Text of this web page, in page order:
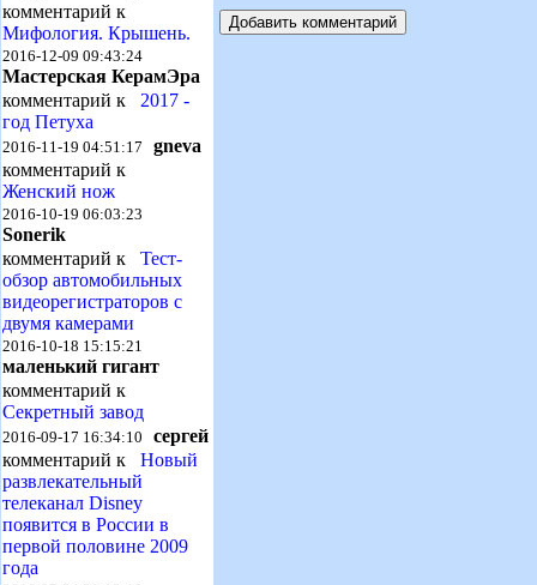
комментарий к
Мифология. Крышень.
2016-12-09 09:43:24
Мастерская КерамЭра
комментарий к 2017 -
год Петуха
2016-11-19 04:51:17 gneva
комментарий к
Женский нож
2016-10-19 06:03:23
Sonerik
комментарий к Тест-
обзор автомобильных
видеорегистраторов с
двумя камерами
2016-10-18 15:15:21
маленький гигант
комментарий к
Секретный завод
2016-09-17 16:34:10 сергей
комментарий к Новый
развлекательный
телеканал Disney
появится в России в
первой половине 2009
года